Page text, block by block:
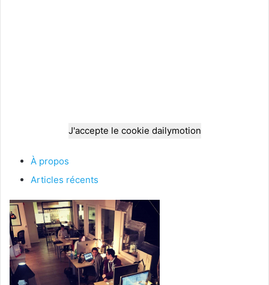
J'accepte le cookie dailymotion
À propos
Articles récents